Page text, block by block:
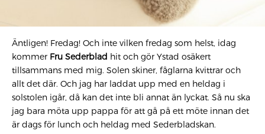
Äntligen! Fredag! Och inte vilken fredag som helst, idag
kommer Fru Sederblad hit och gör Ystad osäkert
tillsammans med mig. Solen skiner, fåglarna kvittrar och
allt det där. Och jag har laddat upp med en heldag i
solstolen igår, då kan det inte bli annat än lyckat. Så nu ska
jag bara möta upp pappa för att gå på ett möte innan det
är dags för lunch och heldag med Sederbladskan.